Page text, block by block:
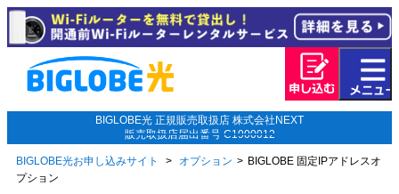
BIGLOBE光 正規販売取扱店 株式会社NEXT
販売取扱店届出番号 C1900012
BIGLOBE光お申し込みサイト オプション
BIGLOBE 固定IPアドレスオ
プション